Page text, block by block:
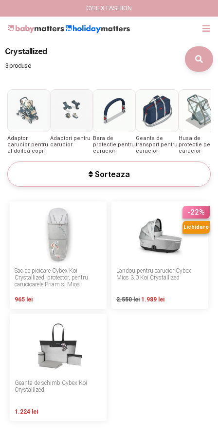
GIFT CARD
Italbaby Collections
CARUCIOARE COPII
LA PLIMBARE
CAMERA COPILULUI
JUCARII
LEAGANE COPII
BALANSOARE COPII
BABY MONITORS
CYBEX FASHION
Crystallized
3 produse
Adaptor
carucior pentru
al doilea copil
Adaptori pentru
carucior
Bara de
protectie pentru
carucior
Geanta de
transport pentru
carucior
Husa de
protectie
carucior
Sorteaza
Sac de picioare Cybex Koi
Crystallized, protector, pentru
carucioarele Priam si Mios
965 lei
-22%
Lichidare
Landou pentru carucior Cybex
Mios 3.0 Koi Crystallized
2.550 lei 1.989 lei
Geanta de schimb Cybex Koi
Crystallized
1.224 lei